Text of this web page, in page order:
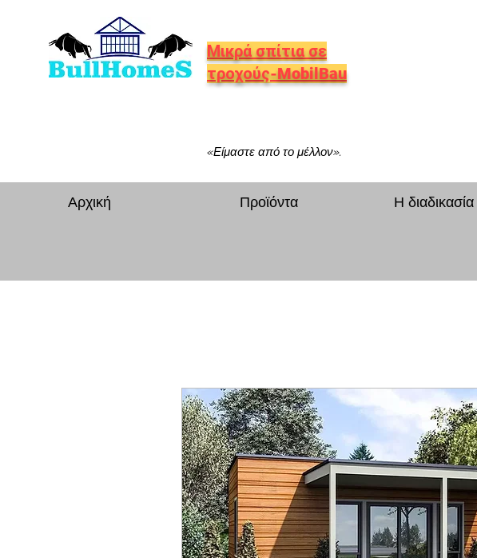
Μικρά σπίτια σε
τροχούς-MobilBau
«Είμαστε από το μέλλον».
Αρχική Προϊόντα Η